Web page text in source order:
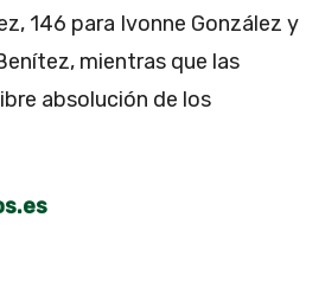
146 para Ivonne González y
mientras que las
absolución de los